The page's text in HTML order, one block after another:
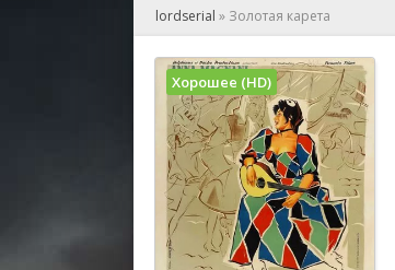
lordserial » Золотая карета
Хорошее (HD)